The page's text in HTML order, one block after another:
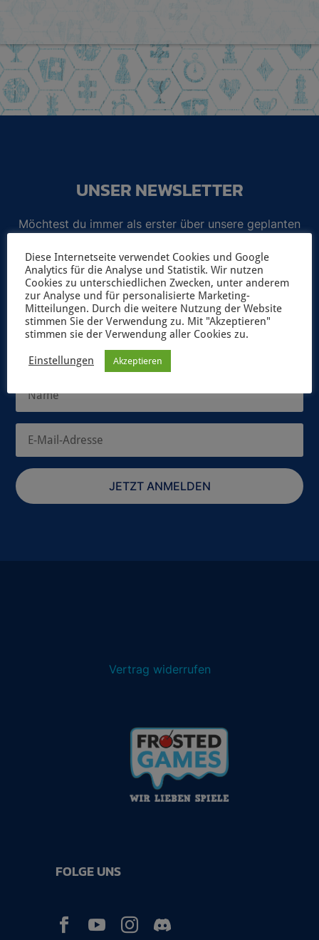
UNSER NEWSLETTER
Möchtest du immer als erster über unsere geplanten
informiert werden? Dann abonniere unseren
Newsletter!
Selbstverständlich geben wir deine Daten niemals ungefragt an
Dritte weiter. Weitere Informationen zum Newsletterversand
findest du in unsererDatenschutzerklärung
JETZT ANMELDEN
Vertrag widerrufen
FOLGE UNS
  
Diese Internetseite verwendet Cookies und Google
Analytics für die Analyse und Statistik. Wir nutzen
Cookies zu unterschiedlichen Zwecken, unter anderem
zur Analyse und für personalisierte Marketing-
Mitteilungen. Durch die weitere Nutzung der Website
stimmen Sie der Verwendung zu. Mit "Akzeptieren"
stimmen sie der Verwendung aller Cookies zu.
Einstellungen Akzeptieren